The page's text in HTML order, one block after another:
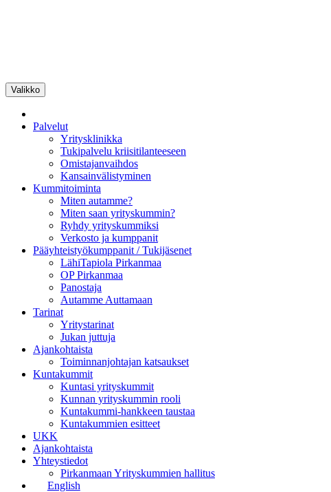
Valikko
Yrityskummit
Palvelut
Yritysklinikka
Tukipalvelu kriisitilanteeseen
Omistajanvaihdos
Kansainvälistyminen
Kummitoiminta
Miten autamme?
Miten saan yrityskummin?
Ryhdy yrityskummiksi
Verkosto ja kumppanit
Pääyhteistyökumppanit / Tukijäsenet
LähiTapiola Pirkanmaa
OP Pirkanmaa
Panostaja
Autamme Auttamaan
Tarinat
Yritystarinat
Jukan juttuja
Ajankohtaista
Toiminnanjohtajan katsaukset
Kuntakummit
Kuntasi yrityskummit
Kunnan yrityskummin rooli
Kuntakummi-hankkeen taustaa
Kuntakummien esitteet
UKK
Ajankohtaista
Yhteystiedot
Pirkanmaan Yrityskummien hallitus
English